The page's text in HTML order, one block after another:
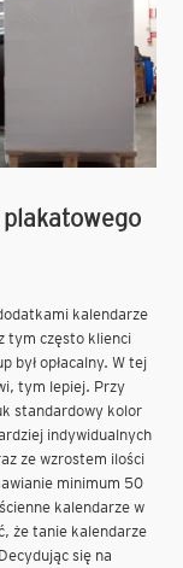
kalendarze
tym często klienci
był opłacalny. W tej
tym lepiej. Przy
standardowy kolor
indywidualnych
ze wzrostem ilości
minimum 50
kalendarze w
że tanie kalendarze
się na